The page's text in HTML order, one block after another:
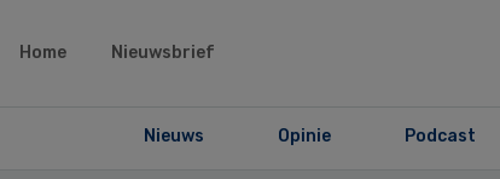
Home Nieuwsbrief
Nieuws Opinie Podcast